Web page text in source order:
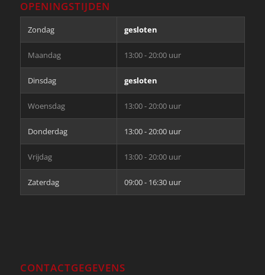
OPENINGSTIJDEN
Zondag gesloten
Maandag 13:00 - 20:00 uur
Dinsdag gesloten
Woensdag 13:00 - 20:00 uur
Donderdag 13:00 - 20:00 uur
Vrijdag 13:00 - 20:00 uur
Zaterdag 09:00 - 16:30 uur
CONTACTGEGEVENS